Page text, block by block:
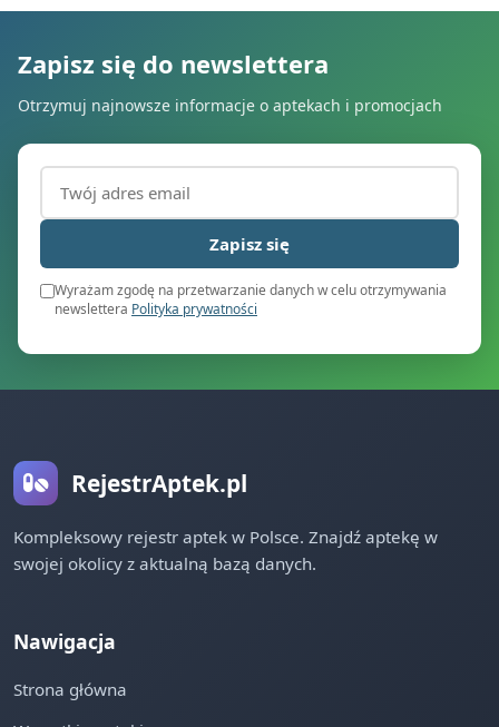
Zapisz się do newslettera
Otrzymuj najnowsze informacje o aptekach i promocjach
Adres email (wymagany)
Zapisz się
Wyrażam zgodę na przetwarzanie danych w celu otrzymywania
newslettera Polityka prywatności
RejestrAptek.pl
Kompleksowy rejestr aptek w Polsce. Znajdź aptekę w
swojej okolicy z aktualną bazą danych.
Nawigacja
Strona główna